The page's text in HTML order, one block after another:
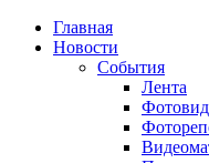
Главная
Новости
События
Лента